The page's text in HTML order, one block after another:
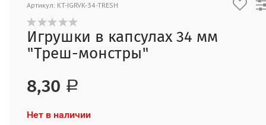
Артикул: KT-IGRVK-34-TRESH
Игрушки в капсулах 34 мм
"Треш-монстры"
8,30 Р
Нет в наличии